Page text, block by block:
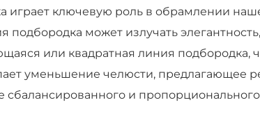
играет ключевую роль в обрамлении
подбородка может излучать
или квадратная линия подбородка,
уменьшение челюсти,
сбалансированного и